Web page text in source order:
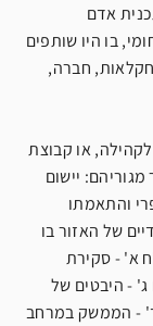
אדם
בו היו שותפים
חקלאות, חברה,
או קבוצת
יישום
והתאמתו
של האזור בו
א' - סקירת
- היבטים של
ד' - הממשק במרחב